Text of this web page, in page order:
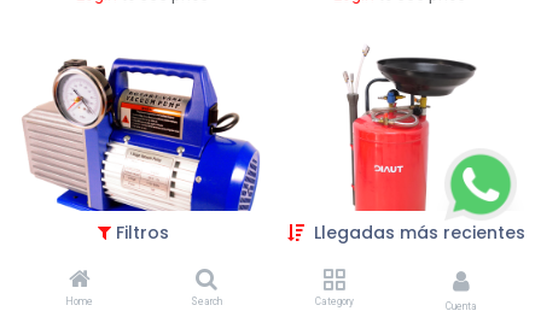
Filtros Llegadas más recientes
Home Search Category Cuenta